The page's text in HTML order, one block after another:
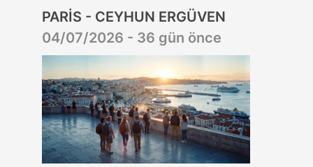
PARİS - CEYHUN ERGÜVEN
04/07/2026 - 36 gün önce